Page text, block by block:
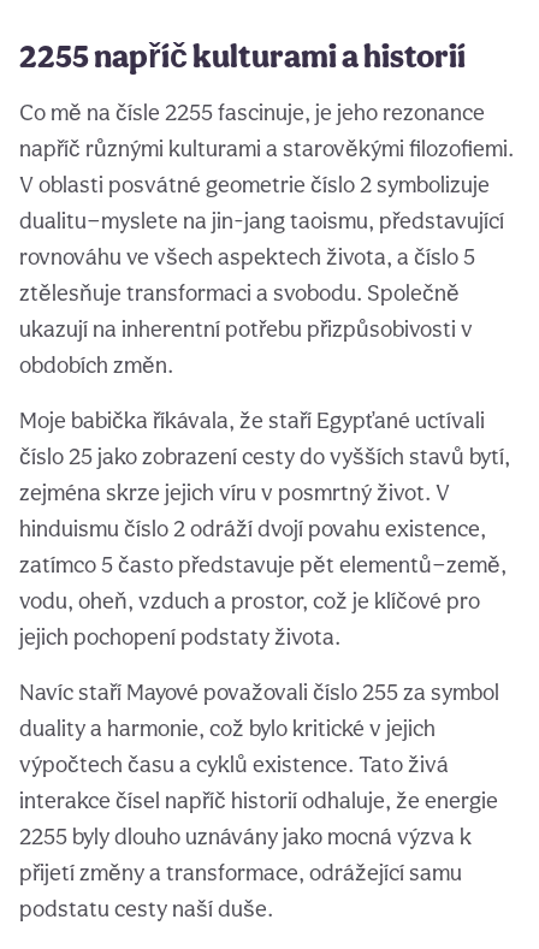
2255 napříč kulturami a historií
Co mě na čísle 2255 fascinuje, je jeho rezonance
napříč různými kulturami a starověkými filozofiemi.
V oblasti posvátné geometrie číslo 2 symbolizuje
dualitu—myslete na jin-jang taoismu, představující
rovnováhu ve všech aspektech života, a číslo 5
ztělesňuje transformaci a svobodu. Společně
ukazují na inherentní potřebu přizpůsobivosti v
obdobích změn.
Moje babička říkávala, že staří Egypťané uctívali
číslo 25 jako zobrazení cesty do vyšších stavů bytí,
zejména skrze jejich víru v posmrtný život. V
hinduismu číslo 2 odráží dvojí povahu existence,
zatímco 5 často představuje pět elementů—země,
vodu, oheň, vzduch a prostor, což je klíčové pro
jejich pochopení podstaty života.
Navíc staří Mayové považovali číslo 255 za symbol
duality a harmonie, což bylo kritické v jejich
výpočtech času a cyklů existence. Tato živá
interakce čísel napříč historií odhaluje, že energie
2255 byly dlouho uznávány jako mocná výzva k
přijetí změny a transformace, odrážející samu
podstatu cesty naší duše.